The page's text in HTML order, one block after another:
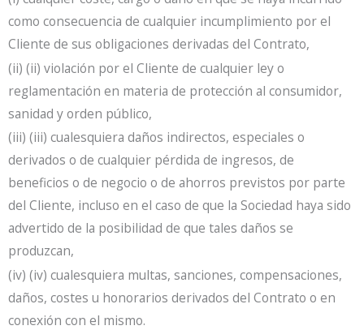
como consecuencia de cualquier incumplimiento por el
Cliente de sus obligaciones derivadas del Contrato,
(ii) (ii) violación por el Cliente de cualquier ley o
reglamentación en materia de protección al consumidor,
sanidad y orden público,
(iii) (iii) cualesquiera daños indirectos, especiales o
derivados o de cualquier pérdida de ingresos, de
beneficios o de negocio o de ahorros previstos por parte
del Cliente, incluso en el caso de que la Sociedad haya sido
advertido de la posibilidad de que tales daños se
produzcan,
(iv) (iv) cualesquiera multas, sanciones, compensaciones,
daños, costes u honorarios derivados del Contrato o en
conexión con el mismo.